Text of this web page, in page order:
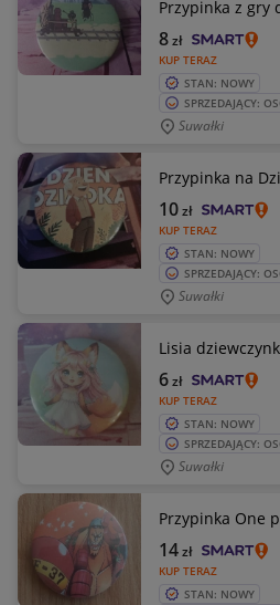
Przypinka z gry
KUP TERAZ
8zł
STAN: NOWY
SPRZEDAJĄCY:
Suwałki
Przypinka na
KUP TERAZ
10zł
STAN: NOWY
SPRZEDAJĄCY:
Suwałki
Lisia
KUP TERAZ
6zł
STAN: NOWY
SPRZEDAJĄCY:
Suwałki
Przypinka One
KUP TERAZ
14zł
STAN: NOWY